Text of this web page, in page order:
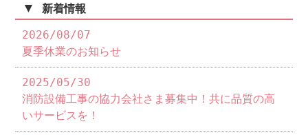
▼ 新着情報
2026/08/07
夏季休業のお知らせ
2025/05/30
消防設備工事の協力会社さま募集中！共に品質の高
いサービスを！